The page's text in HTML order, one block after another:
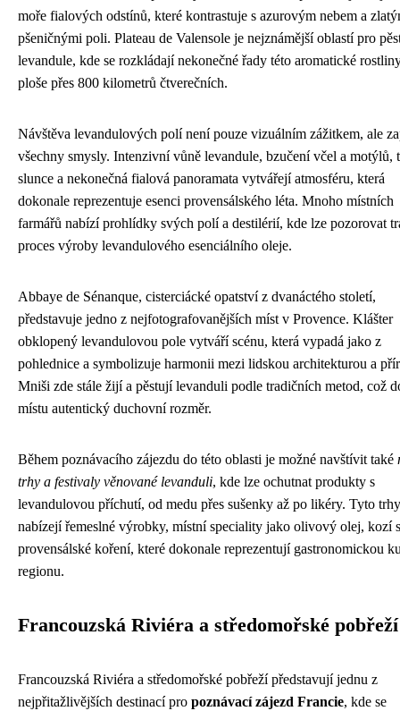
moře fialových odstínů, které kontrastuje s azurovým nebem a
pšeničnými poli. Plateau de Valensole je nejznámější oblastí pro
levandule, kde se rozkládají nekonečné řady této aromatické
ploše přes 800 kilometrů čtverečních.
Návštěva levandulových polí není pouze vizuálním zážitkem, ale
všechny smysly. Intenzivní vůně levandule, bzučení včel a motýlů,
slunce a nekonečná fialová panoramata vytvářejí atmosféru, která
dokonale reprezentuje esenci provensálského léta. Mnoho místních
farmářů nabízí prohlídky svých polí a destilérií, kde lze pozorovat
proces výroby levandulového esenciálního oleje.
Abbaye de Sénanque, cisterciácké opatství z dvanáctého století,
představuje jedno z nejfotografovanějších míst v Provence. Klášter
obklopený levandulovou pole vytváří scénu, která vypadá jako z
pohlednice a symbolizuje harmonii mezi lidskou architekturou a
Mniši zde stále žijí a pěstují levanduli podle tradičních metod, což
místu autentický duchovní rozměr.
Během poznávacího zájezdu do této oblasti je možné navštívit také
trhy a festivaly věnované levanduli, kde lze ochutnat produkty s
levandulovou příchutí, od medu přes sušenky až po likéry. Tyto
nabízejí řemeslné výrobky, místní speciality jako olivový olej, kozí
provensálské koření, které dokonale reprezentují gastronomickou
regionu.
Francouzská Riviéra a středomořské pobřeží
Francouzská Riviéra a středomořské pobřeží představují jednu z
nejpřitažlivějších destinací pro poznávací zájezd Francie, kde se